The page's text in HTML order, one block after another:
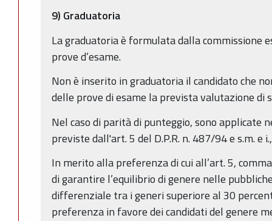
9) Graduatoria
La graduatoria è formulata dalla commissione
prove d’esame.
Non è inserito in graduatoria il candidato che
delle prove di esame la prevista valutazione di
Nel caso di parità di punteggio, sono applicate
previste dall'art. 5 del D.P.R. n. 487/94 e s.m. e
In merito alla preferenza di cui all’art. 5,
di garantire l’equilibrio di genere nelle
differenziale tra i generi superiore al 30
preferenza in favore dei candidati del genere